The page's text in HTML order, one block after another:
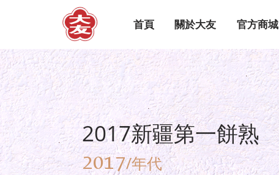
首頁 關於大友 官方商城
2017新疆第一餅熟
2017/年代